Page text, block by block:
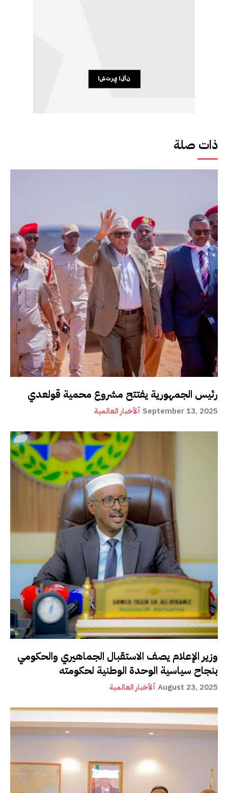
ذات صلة
رئيس الجمهورية يفتتح مشروع محمية قولعدي
ألأخبار العالمية September 13, 2025
وزير الإعلام يصف الاستقبال الجماهيري والحكومي
بنجاح سياسية الوحدة الوطنية لحكومته
ألأخبار العالمية August 23, 2025